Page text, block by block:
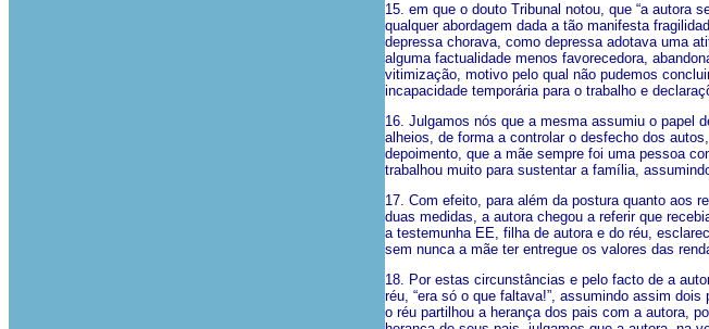
15. em que o douto Tribunal notou, que “a autora
qualquer abordagem dada a tão manifesta
depressa chorava, como depressa adotava uma
alguma factualidade menos favorecedora,
vitimização, motivo pelo qual não pudemos
incapacidade temporária para o trabalho e
16. Julgamos nós que a mesma assumiu o papel
alheios, de forma a controlar o desfecho dos
depoimento, que a mãe sempre foi uma pessoa
trabalhou muito para sustentar a família,
17. Com efeito, para além da postura quanto aos
duas medidas, a autora chegou a referir que
a testemunha EE, filha de autora e do réu,
sem nunca a mãe ter entregue os valores das
18. Por estas circunstâncias e pelo facto de a
réu, “era só o que faltava!”, assumindo assim
o réu partilhou a herança dos pais com a autora,